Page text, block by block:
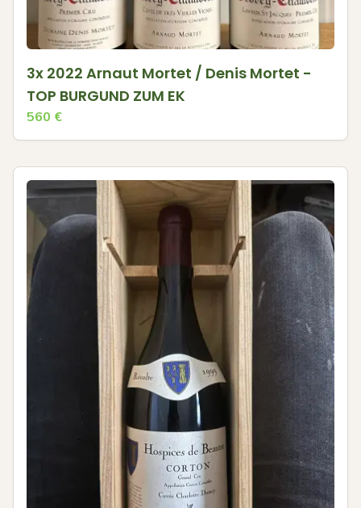
3x 2022 Arnaut Mortet / Denis Mortet -
TOP BURGUND ZUM EK
560 €